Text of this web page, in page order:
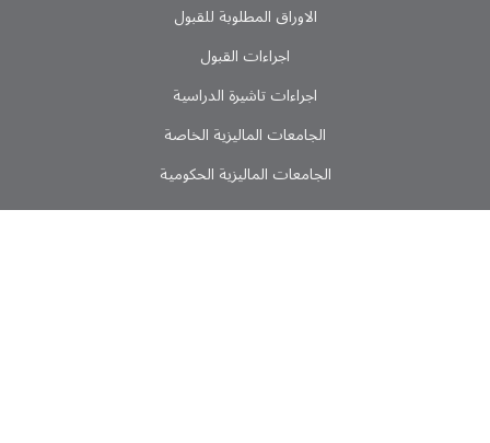
الاوراق المطلوبة للقبول
اجراءات القبول
اجراءات تاشیرة الدراسیة
الجامعات المالیزیة الخاصة
الجامعات المالیزیة الحکومیة